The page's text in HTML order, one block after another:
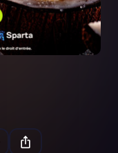
ios_share